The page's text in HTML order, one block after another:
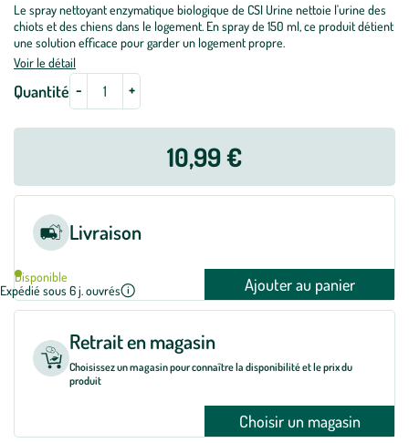
Le spray nettoyant enzymatique biologique de CSI Urine nettoie l'urine des
chiots et des chiens dans le logement. En spray de 150 ml, ce produit détient
une solution efficace pour garder un logement propre.
Voir le détail
Quantité - +
10,99 €
Livraison
Disponible
Expédié sous 6 j. ouvrés
Ajouter au panier
Retrait en magasin
Choisissez un magasin pour connaître la disponibilité et le prix du
produit
Choisir un magasin